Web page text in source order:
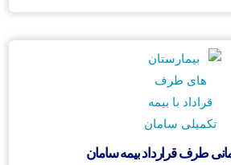
طرف قرارداد بیمه سامان